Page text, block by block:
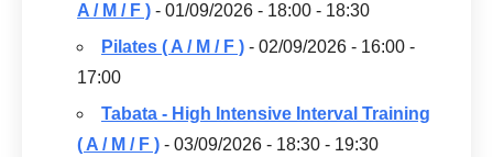
A / M / F ) - 01/09/2026 - 18:00 - 18:30
Pilates ( A / M / F ) - 02/09/2026 - 16:00 -
17:00
Tabata - High Intensive Interval Training
( A / M / F ) - 03/09/2026 - 18:30 - 19:30